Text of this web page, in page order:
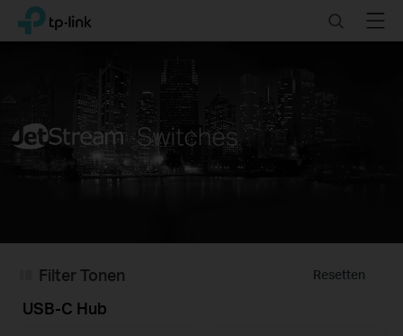
ClickTP-Link, Reliably Smart SearchMenu
Resetten
Filter Tonen
USB-C Hub